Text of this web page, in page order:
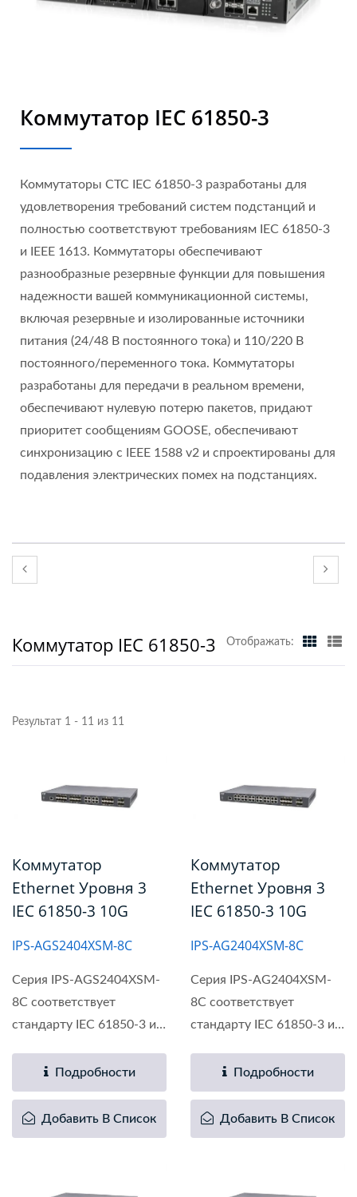
Коммутатор IEC 61850-3
Коммутаторы CTC IEC 61850-3 разработаны для
удовлетворения требований систем подстанций и
полностью соответствуют требованиям IEC 61850-3
и IEEE 1613. Коммутаторы обеспечивают
разнообразные резервные функции для повышения
надежности вашей коммуникационной системы,
включая резервные и изолированные источники
питания (24/48 В постоянного тока) и 110/220 В
постоянного/переменного тока. Коммутаторы
разработаны для передачи в реальном времени,
обеспечивают нулевую потерю пакетов, придают
приоритет сообщениям GOOSE, обеспечивают
синхронизацию с IEEE 1588 v2 и спроектированы для
подавления электрических помех на подстанциях.
Коммутатор IEC 61850-3 Отображать:
Результат 1 - 11 из 11
Коммутатор
Ethernet Уровня 3
IEC 61850-3 10G
IPS-AGS2404XSM-8C
Серия IPS-AGS2404XSM-
8C соответствует
стандарту IEC 61850-3 и
Подробности
Добавить В Список
Коммутатор
Ethernet Уровня 3
IEC 61850-3 10G
IPS-AG2404XSM-8C
Серия IPS-AG2404XSM-
8C соответствует
стандарту IEC 61850-3 и
Подробности
Добавить В Список